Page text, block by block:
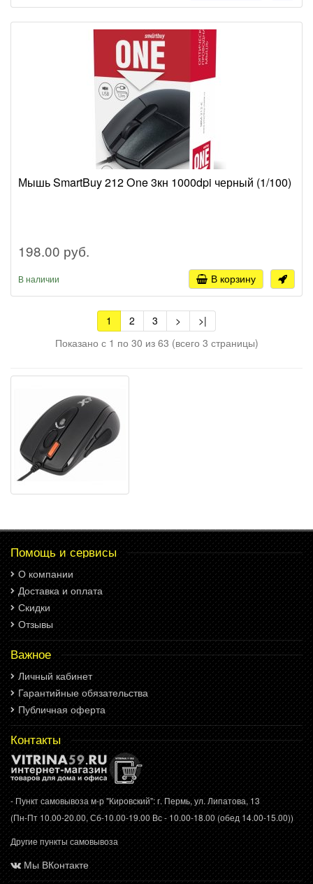
Мышь SmartBuy 212 One 3кн 1000dpi черный (1/100)
198.00 руб.
В наличии В корзину
1 2 3 >
>|
Показано с 1 по 30 из 63 (всего 3 страницы)
Помощь и сервисы
О компании
Доставка и оплата
Скидки
Отзывы
Важное
Личный кабинет
Гарантийные обязательства
Публичная оферта
Контакты
- Пункт самовывоза м-р "Кировский": г. Пермь, ул. Липатова, 13
(Пн-Пт 10.00-20.00, Сб-10.00-19.00 Вс - 10.00-18.00 (обед 14.00-15.00))
Другие пункты самовывоза
Мы ВКонтакте